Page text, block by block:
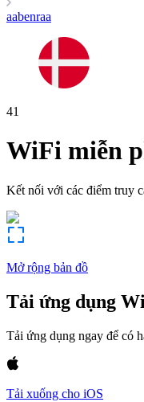
aabenraa
41
WiFi miễn
Kết nối với các điểm truy
Mở rộng bản đồ
Tải ứng dụng
Tải ứng dụng ngay để có
Tải xuống cho iOS